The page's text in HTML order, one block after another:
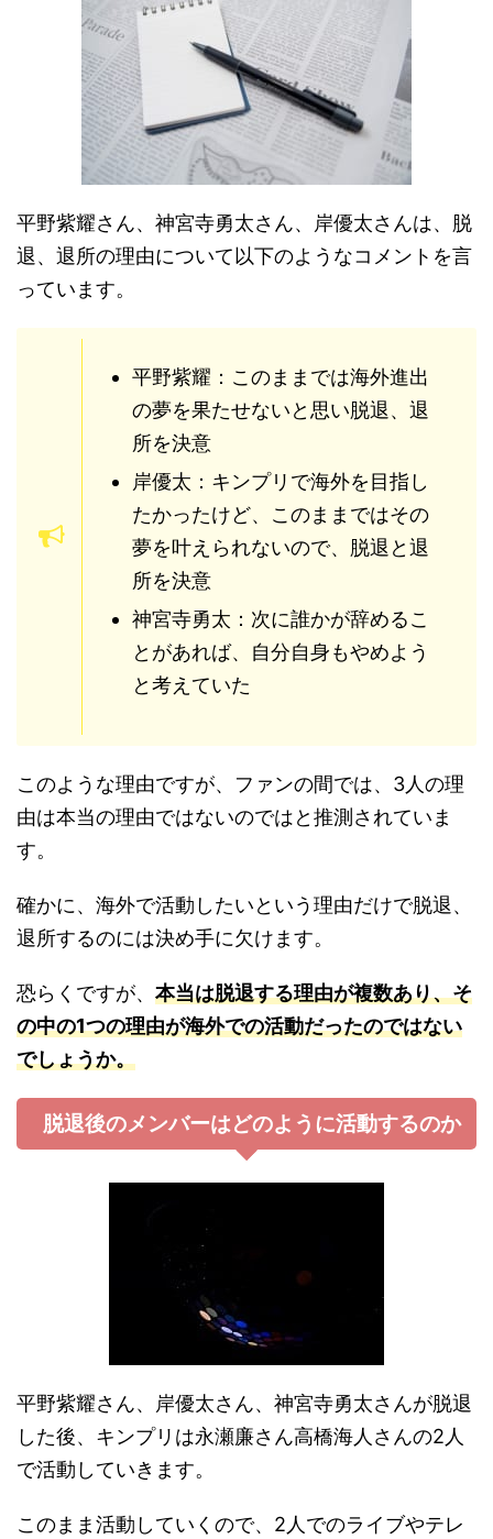
平野紫耀さん、神宮寺勇太さん、岸優太さんは、脱
退、退所の理由について以下のようなコメントを言
っています。
平野紫耀：このままでは海外進出
の夢を果たせないと思い脱退、退
所を決意
岸優太：キンプリで海外を目指し
たかったけど、このままではその
夢を叶えられないので、脱退と退
所を決意
神宮寺勇太：次に誰かが辞めるこ
とがあれば、自分自身もやめよう
と考えていた
このような理由ですが、ファンの間では、3人の理
由は本当の理由ではないのではと推測されていま
す。
確かに、海外で活動したいという理由だけで脱退、
退所するのには決め手に欠けます。
恐らくですが、 本当は脱退する理由が複数あり、そ
の中の1つの理由が海外での活動だったのではない
でしょうか。
脱退後のメンバーはどのように活動するのか
平野紫耀さん、岸優太さん、神宮寺勇太さんが脱退
した後、キンプリは永瀬廉さん高橋海人さんの2人
で活動していきます。
このまま活動していくので、2人でのライブやテレ